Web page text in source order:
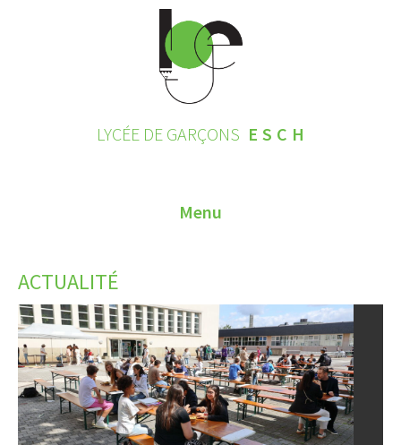
LYCÉE DE GARÇONS ESCH
Menu
CONTACT
INSCRIPTIONS 2026
LE LYCÉE
LET’S GO SCIENCE
ACTUALITÉ